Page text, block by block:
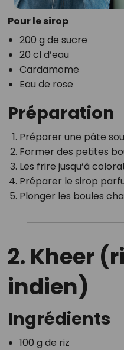
Pour le sirop
200 g de sucre
20 cl d’eau
Cardamome
Eau de rose
Préparation
Préparer une pâte
Former des petites
Les frire jusqu’à
Préparer le sirop
Plonger les boules
2. Kheer
indien)
Ingrédients
100 g de riz